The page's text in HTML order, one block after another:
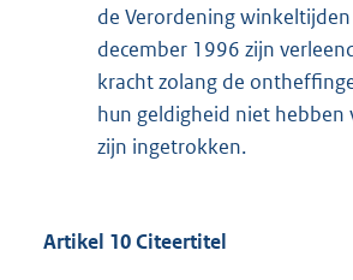
de Verordening winkeltijden
december 1996 zijn
kracht zolang de
hun geldigheid niet
zijn ingetrokken.
Artikel 10 Citeertitel